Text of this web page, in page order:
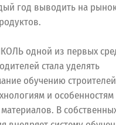
год выводить на
одной из первых
стала уделять
обучению строителей
и особенностям
В